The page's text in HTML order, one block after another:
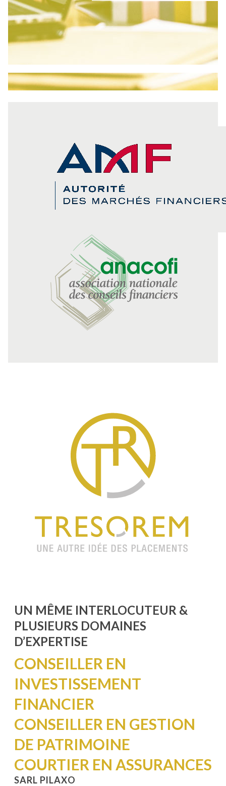
UN MÊME INTERLOCUTEUR &
PLUSIEURS DOMAINES
D’EXPERTISE
CONSEILLER EN
INVESTISSEMENT
FINANCIER
CONSEILLER EN GESTION
DE PATRIMOINE
COURTIER EN ASSURANCES
SARL PILAXO